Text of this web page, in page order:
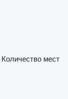
Количество мест